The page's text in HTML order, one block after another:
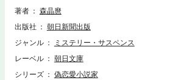
著者
森晶麿
出版社
朝日新聞出版
ジャンル
ミステリー・サスペンス
レーベル
朝日文庫
シリーズ
偽恋愛小説家